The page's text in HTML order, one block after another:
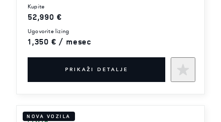
kupite
52,990 €
ugovorite lizing
1,350 € / mesec
PRIKAŽI DETALJE
NOVA VOZILA